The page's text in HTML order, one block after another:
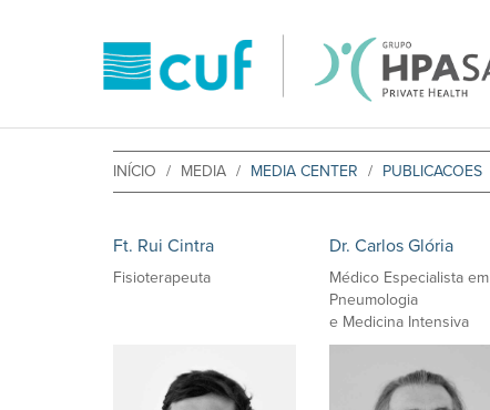
INÍCIO MEDIA MEDIA CENTER PUBLICACOES
Ft. Rui Cintra
Fisioterapeuta
Dr. Carlos Glória
Médico Especialista em
Pneumologia
e Medicina Intensiva